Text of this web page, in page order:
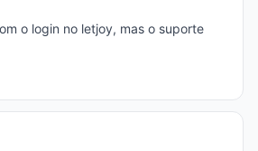
o login no letjoy, mas o suporte